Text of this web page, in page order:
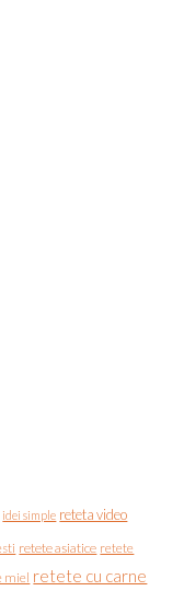
idei simple reteta video
retete asiatice retete
miel retete cu carne